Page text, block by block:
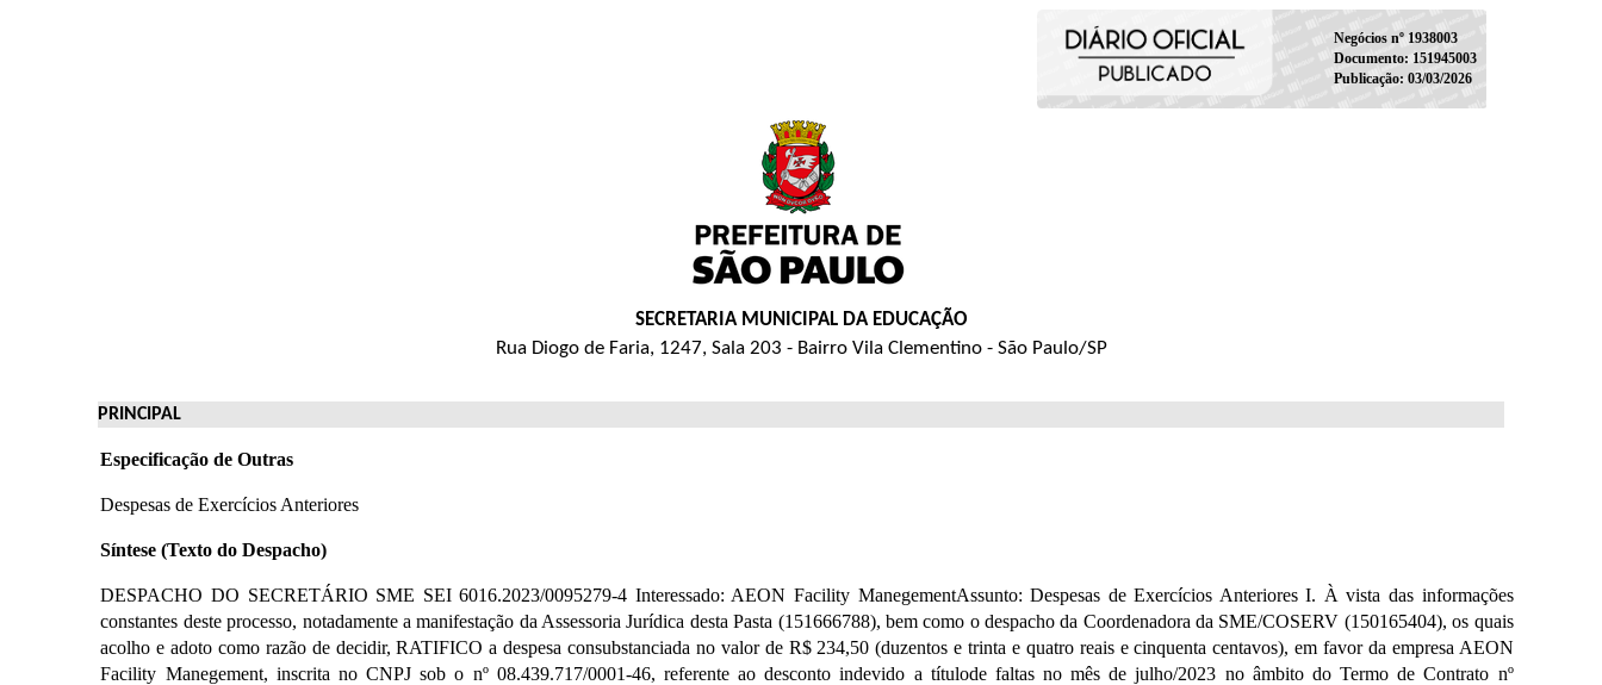
Negócios nº 1938003
Documento: 151945003
Publicação: 03/03/2026
SECRETARIA MUNICIPAL DA EDUCAÇÃO
Rua Diogo de Faria, 1247, Sala 203 - Bairro Vila Clementino - São Paulo/SP
PRINCIPAL
Especificação de Outras
Despesas de Exercícios Anteriores
Síntese (Texto do Despacho)
DESPACHO DO SECRETÁRIO SME SEI 6016.2023/0095279-4 Interessado: AEON Facility ManegementAssunto: Despesas de Exercícios Anteriores I. À vista das informações
constantes deste processo, notadamente a manifestação da Assessoria Jurídica desta Pasta (151666788), bem como o despacho da Coordenadora da SME/COSERV (150165404), os quais
acolho e adoto como razão de decidir, RATIFICO a despesa consubstanciada no valor de R$ 234,50 (duzentos e trinta e quatro reais e cinquenta centavos), em favor da empresa AEON
Facility Manegement, inscrita no CNPJ sob o nº 08.439.717/0001-46, referente ao desconto indevido a títulode faltas no mês de julho/2023 no âmbito do Termo de Contrato nº